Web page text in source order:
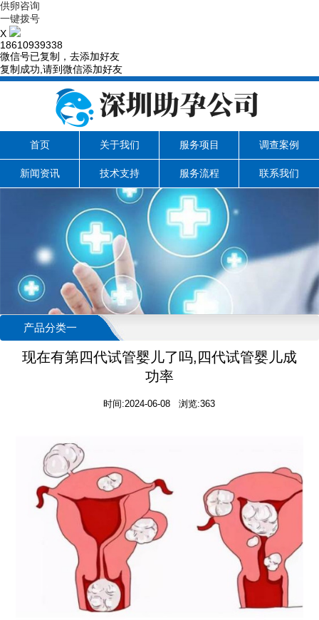
供卵咨询
一键拨号
X
18610939338
微信号已复制，去添加好友
复制成功,请到微信添加好友
首页 关于我们 服务项目 调查案例
新闻资讯 技术支持 服务流程 联系我们
产品分类一
现在有第四代试管婴儿了吗,四代试管婴儿成
功率
时间:2024-06-08 浏览:363